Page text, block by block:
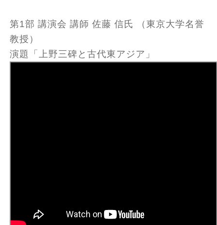
第1部 講演会 講師 佐藤 信氏 （東京大学名誉
教授）
演題「上野三碑と古代東アジア」